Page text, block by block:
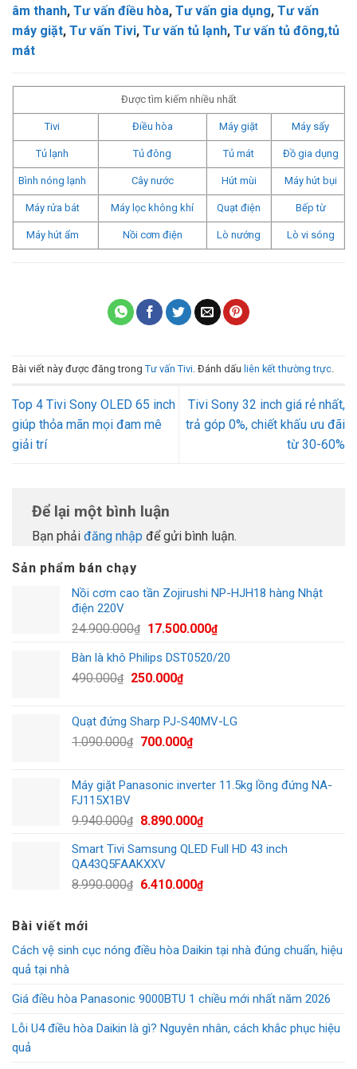
Sản phẩm bán chạy
Nồi cơm cao tần Zojirushi NP-HJH18 hàng Nhật
điện 220V
24.900.000₫
Giá
là:
24.900.000₫.
17.500.000₫Giá
tại
Bàn là khô Philips DST0520/20
490.000₫
Giá
490.000₫.
250.000₫Giá
là:
250.000₫.
Quạt đứng Sharp PJ-S40MV-LG
1.090.000₫
Giá
1.090.000₫.
700.000₫Giá
là:
Máy giặt Panasonic inverter 11.5kg lồng đứng NA-
FJ115X1BV
9.940.000₫
Giá
là:
9.940.000₫.
8.890.000₫Giá
tại
8.890.000₫.
Smart Tivi Samsung QLED Full HD 43 inch
QA43Q5FAAKXXV
8.990.000₫
Giá
6.410.000₫Giá
6.410.000₫.
Bài viết mới
Cách vệ sinh cục nóng điều hòa Daikin tại nhà đúng chuẩn, hiệu
quả tại nhà
Giá điều hòa Panasonic 9000BTU 1 chiều mới nhất năm 2026
Lỗi U4 điều hòa Daikin là gì? Nguyên nhân, cách khắc phục hiệu
quả
âm thanh, Tư vấn điều hòa, Tư vấn gia dụng, Tư vấn
máy giặt, Tư vấn Tivi, Tư vấn tủ lạnh, Tư vấn tủ đông,tủ
mát
Được tìm kiếm nhiều nhất
Tivi Điều hòa Máy giặt Máy sấy
Tủ lạnh Tủ đông Tủ mát Đồ gia dụng
Bình nóng lạnh Cây nước Hút mùi Máy hút bụi
Máy rửa bát Máy lọc không khí Quạt điện Bếp từ
Máy hút ẩm Nồi cơm điện Lò nướng Lò vi sóng
Bài viết này được đăng trong Tư vấn Tivi . Đánh dấu liên kết thường trực
Top 4 Tivi Sony OLED 65 inch
giúp thỏa mãn mọi đam mê
giải trí
Tivi Sony 32 inch giá rẻ nhất,
trả góp 0%, chiết khấu ưu đãi
từ 30-60%
Để lại một bình luận
Bạn phải đăng nhập để gửi bình luận.